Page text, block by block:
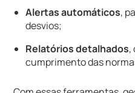
Alertas automáticos,
desvios;
Relatórios detalhados,
cumprimento das